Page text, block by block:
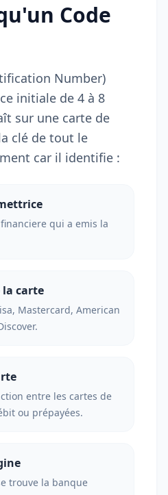
Code
Number)
initiale de 4 à 8
sur une carte de
clé de tout le
car il identifie :
qui a emis la
la carte
Mastercard, American
entre les cartes de
ou prépayées.
trouve la banque